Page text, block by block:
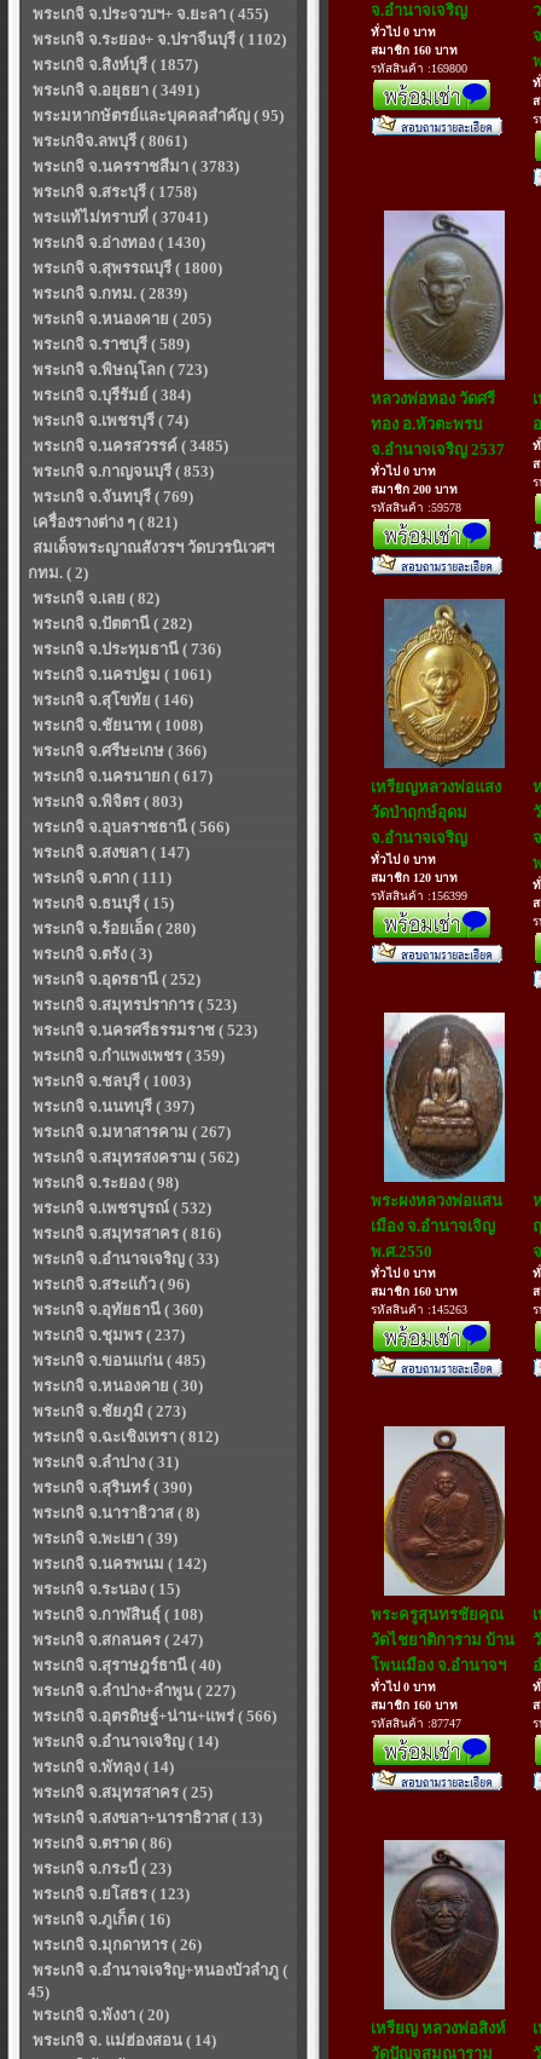
พระเกจิ จ.ประจวบฯ+ จ.ยะลา ( 455)
พระเกจิ จ.ระยอง+ จ.ปราจีนบุรี ( 1102)
พระเกจิ จ.สิงห์บุรี ( 1857)
พระเกจิ จ.อยุธยา ( 3491)
พระมหากษัตรย์และบุคคลสำคัญ ( 95)
พระเกจิจ.ลพบุรี ( 8061)
พระเกจิ จ.นครราชสีมา ( 3783)
พระเกจิ จ.สระบุรี ( 1758)
พระแท้ไม่ทราบที่ ( 37041)
พระเกจิ จ.อ่างทอง ( 1430)
พระเกจิ จ.สุพรรณบุรี ( 1800)
พระเกจิ จ.กทม. ( 2839)
พระเกจิ จ.หนองคาย ( 205)
พระเกจิ จ.ราชบุรี ( 589)
พระเกจิ จ.พิษณุโลก ( 723)
พระเกจิ จ.บุรีรัมย์ ( 384)
พระเกจิ จ.เพชรบุรี ( 74)
พระเกจิ จ.นครสวรรค์ ( 3485)
พระเกจิ จ.กาญจนบุรี ( 853)
พระเกจิ จ.จันทบุรี ( 769)
เครื่องรางต่าง ๆ ( 821)
สมเด็จพระญาณสังวรฯ วัดบวรนิเวศฯ
กทม. ( 2)
พระเกจิ จ.เลย ( 82)
พระเกจิ จ.ปัตตานี ( 282)
พระเกจิ จ.ประทุมธานี ( 736)
พระเกจิ จ.นครปฐม ( 1061)
พระเกจิ จ.สุโขทัย ( 146)
พระเกจิ จ.ชัยนาท ( 1008)
พระเกจิ จ.ศรีษะเกษ ( 366)
พระเกจิ จ.นครนายก ( 617)
พระเกจิ จ.พิจิตร ( 803)
พระเกจิ จ.อุบลราชธานี ( 566)
พระเกจิ จ.สงขลา ( 147)
พระเกจิ จ.ตาก ( 111)
พระเกจิ จ.ธนบุรี ( 15)
พระเกจิ จ.ร้อยเอ็ด ( 280)
พระเกจิ จ.ตรัง ( 3)
พระเกจิ จ.อุดรธานี ( 252)
พระเกจิ จ.สมุทรปราการ ( 523)
พระเกจิ จ.นครศรีธรรมราช ( 523)
พระเกจิ จ.กำแพงเพชร ( 359)
พระเกจิ จ.ชลบุรี ( 1003)
พระเกจิ จ.นนทบุรี ( 397)
พระเกจิ จ.มหาสารคาม ( 267)
พระเกจิ จ.สมุทรสงคราม ( 562)
พระเกจิ จ.ระยอง ( 98)
พระเกจิ จ.เพชรบูรณ์ ( 532)
พระเกจิ จ.สมุทรสาคร ( 816)
พระเกจิ จ.อำนาจเจริญ ( 33)
พระเกจิ จ.สระแก้ว ( 96)
พระเกจิ จ.อุทัยธานี ( 360)
พระเกจิ จ.ชุมพร ( 237)
พระเกจิ จ.ขอนแก่น ( 485)
พระเกจิ จ.หนองคาย ( 30)
พระเกจิ จ.ชัยภูมิ ( 273)
พระเกจิ จ.ฉะเชิงเทรา ( 812)
พระเกจิ จ.ลำปาง ( 31)
พระเกจิ จ.สุรินทร์ ( 390)
พระเกจิ จ.นาราธิวาส ( 8)
พระเกจิ จ.พะเยา ( 39)
พระเกจิ จ.นครพนม ( 142)
พระเกจิ จ.ระนอง ( 15)
พระเกจิ จ.กาฬสินธุ์ ( 108)
พระเกจิ จ.สกลนคร ( 247)
พระเกจิ จ.สุราษฎร์ธานี ( 40)
พระเกจิ จ.ลำปาง+ลำพูน ( 227)
พระเกจิ จ.อุตรดิษฐ์+น่าน+แพร่ ( 566)
พระเกจิ จ.อำนาจเจริญ ( 14)
พระเกจิ จ.พัทลุง ( 14)
พระเกจิ จ.สมุทรสาคร ( 25)
พระเกจิ จ.สงขลา+นาราธิวาส ( 13)
พระเกจิ จ.ตราด ( 86)
พระเกจิ จ.กระบี่ ( 23)
พระเกจิ จ.ยโสธร ( 123)
พระเกจิ จ.ภูเก็ต ( 16)
พระเกจิ จ.มุกดาหาร ( 26)
พระเกจิ จ.อำนาจเจริญ+หนองบัวลำภู (
45)
พระเกจิ จ.พังงา ( 20)
พระเกจิ จ. แม่ฮ่องสอน ( 14)
จ.อำนาจเจริญ
ทั่วไป 0 บาท
สมาชิก 160 บาท
รหัสสินค้า :169800
หลวงพ่อทอง วัดศรี
ทอง อ.หัวตะพรบ
จ.อำนาจเจริญ 2537
ทั่วไป 0 บาท
สมาชิก 200 บาท
รหัสสินค้า :59578
เหรียญหลวงพ่อแสง
วัดป่าฤกษ์อุดม
จ.อำนาจเจริญ
ทั่วไป 0 บาท
สมาชิก 120 บาท
รหัสสินค้า :156399
พระผงหลวงพ่อแสน
เมือง จ.อำนาจเจิญ
พ.ศ.2550
ทั่วไป 0 บาท
สมาชิก 160 บาท
รหัสสินค้า :145263
พระครูสุนทรชัยคุณ
วัดไชยาติการาม บ้าน
โพนเมือง จ.อำนาจฯ
ทั่วไป 0 บาท
สมาชิก 160 บาท
รหัสสินค้า :87747
เหรียญ หลวงพ่อสิงห์
วัดปัญจสมณาราม